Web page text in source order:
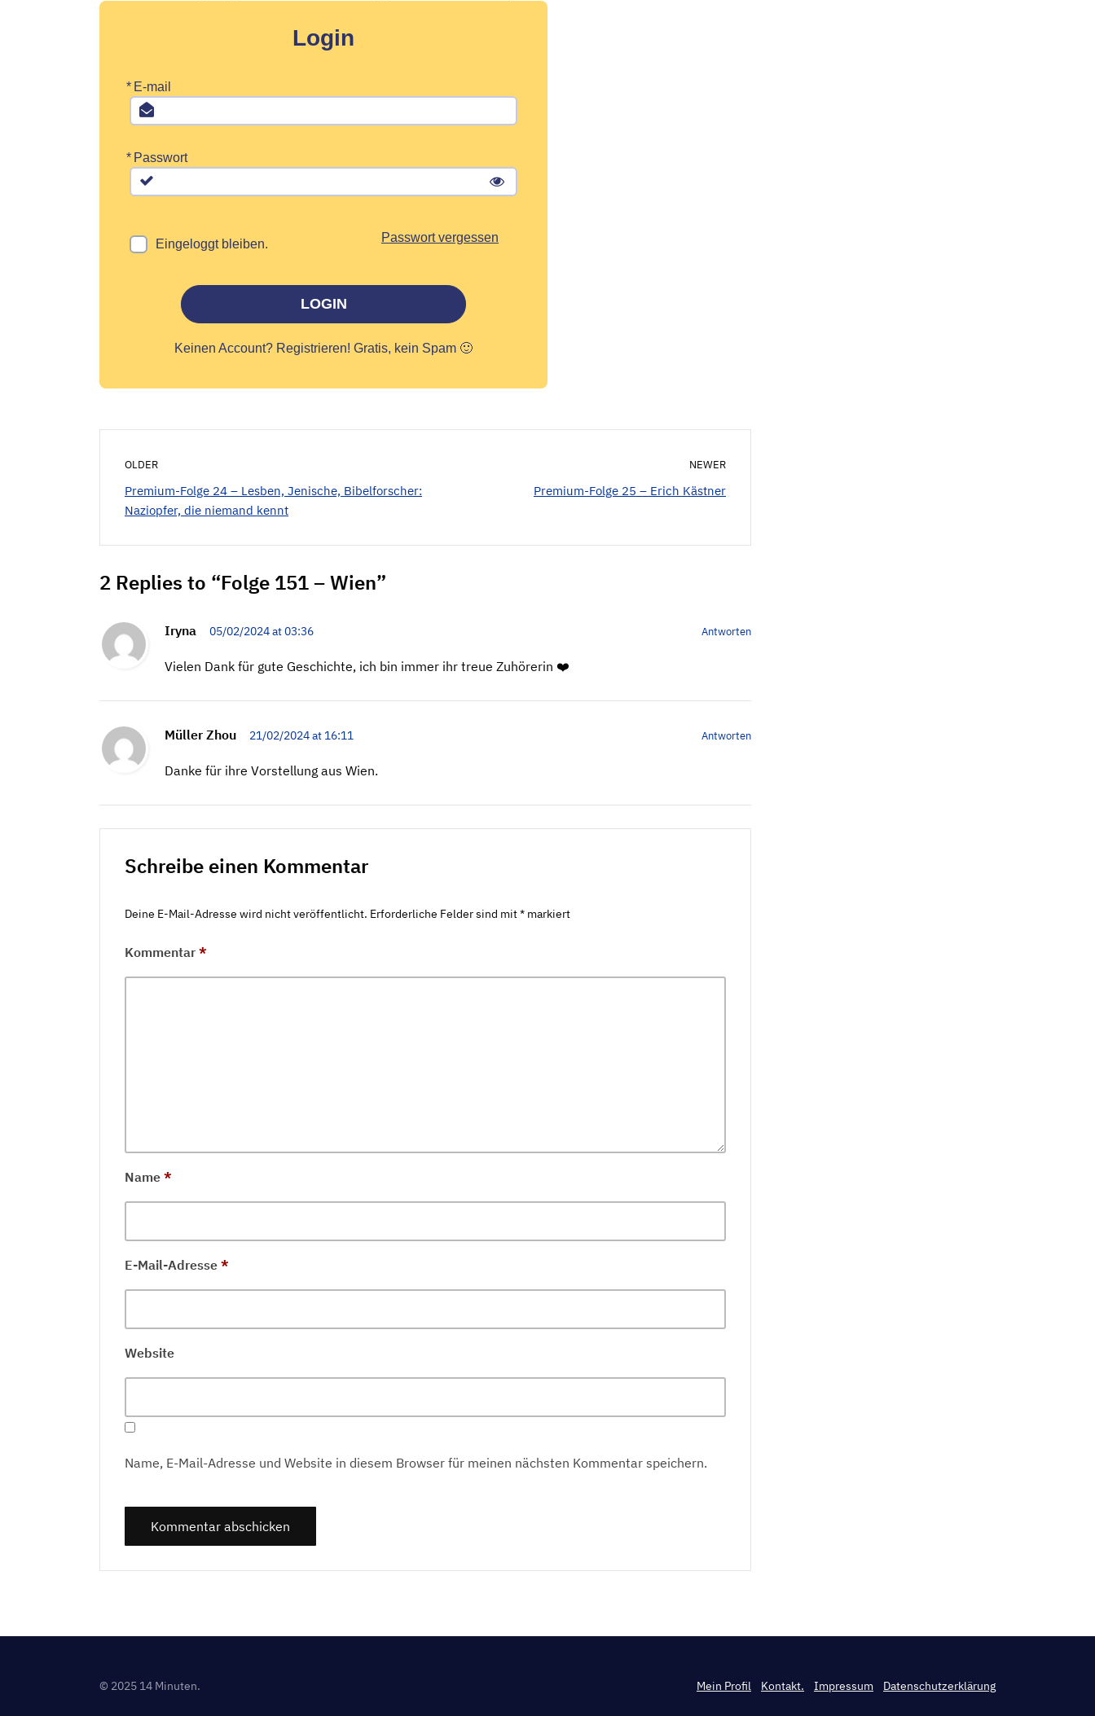
Login
* E-mail
* Passwort
Eingeloggt bleiben.
LOGIN
Passwort vergessen
Keinen Account? Registrieren! Gratis, kein Spam 🙂
OLDER
Premium-Folge 24 – Lesben, Jenische, Bibelforscher:
Naziopfer, die niemand kennt
NEWER
Premium-Folge 25 – Erich Kästner
2 Replies to “Folge 151 – Wien”
Iryna 05/02/2024 at 03:36 Antworten
Vielen Dank für gute Geschichte, ich bin immer ihr treue Zuhörerin ❤️
Müller Zhou 21/02/2024 at 16:11 Antworten
Danke für ihre Vorstellung aus Wien.
Schreibe einen Kommentar
Deine E-Mail-Adresse wird nicht veröffentlicht. Erforderliche Felder sind mit* markiert
Kommentar *
Name *
E-Mail-Adresse *
Website
Name, E-Mail-Adresse und Website in diesem Browser für meinen nächsten Kommentar speichern.
Mein Profil Kontakt. Impressum Datenschutzerklärung
© 2025 14 Minuten.